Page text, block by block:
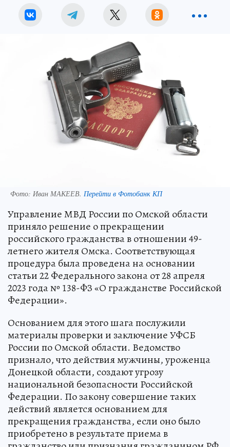
Фото: Иван МАКЕЕВ. Перейти в Фотобанк КП
Управление МВД России по Омской области
приняло решение о прекращении
российского гражданства в отношении 49-
летнего жителя Омска. Соответствующая
процедура была проведена на основании
статьи 22 Федерального закона от 28 апреля
2023 года № 138-ФЗ «О гражданстве Российской
Федерации».
Основанием для этого шага послужили
материалы проверки и заключение УФСБ
России по Омской области. Ведомство
признало, что действия мужчины, уроженца
Донецкой области, создают угрозу
национальной безопасности Российской
Федерации. По закону совершение таких
действий является основанием для
прекращения гражданства, если оно было
приобретено в результате приема в